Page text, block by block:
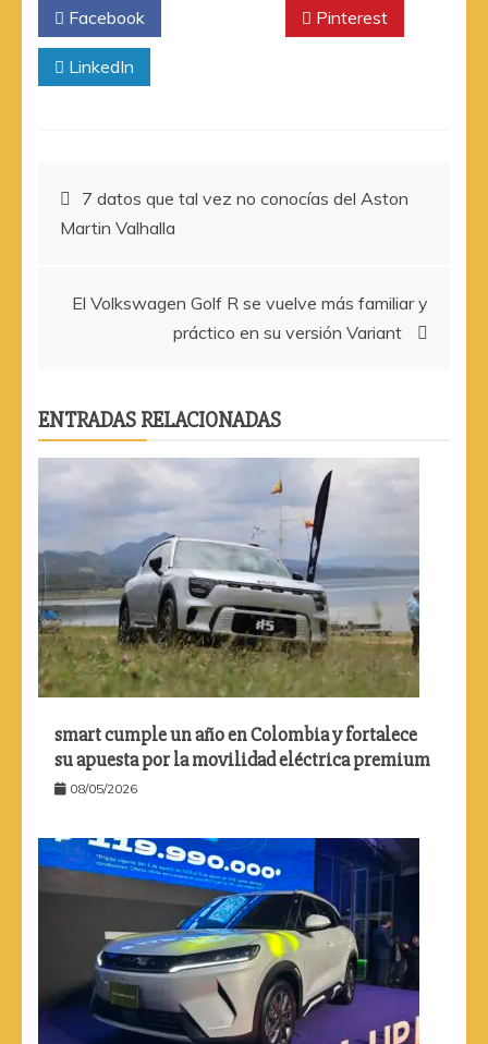
Facebook Pinterest
LinkedIn
Navegación
de
entradas
7 datos que tal vez no conocías del Aston
Martin Valhalla
El Volkswagen Golf R se vuelve más familiar y
práctico en su versión Variant
ENTRADAS RELACIONADAS
smart cumple un año en Colombia y fortalece
su apuesta por la movilidad eléctrica premium
08/05/2026